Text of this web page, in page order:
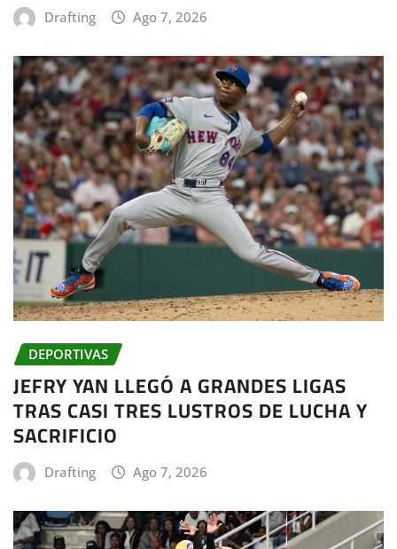
Drafting Ago 7, 2026
DEPORTIVAS
JEFRY YAN LLEGÓ A GRANDES LIGAS
TRAS CASI TRES LUSTROS DE LUCHA Y
SACRIFICIO
Drafting Ago 7, 2026